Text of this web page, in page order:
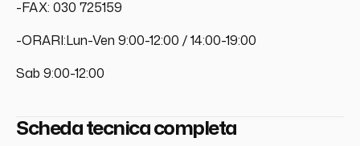
-FAX: 030 725159
-ORARI:Lun-Ven 9:00-12:00 / 14:00-19:00
Sab 9:00-12:00
Scheda tecnica completa